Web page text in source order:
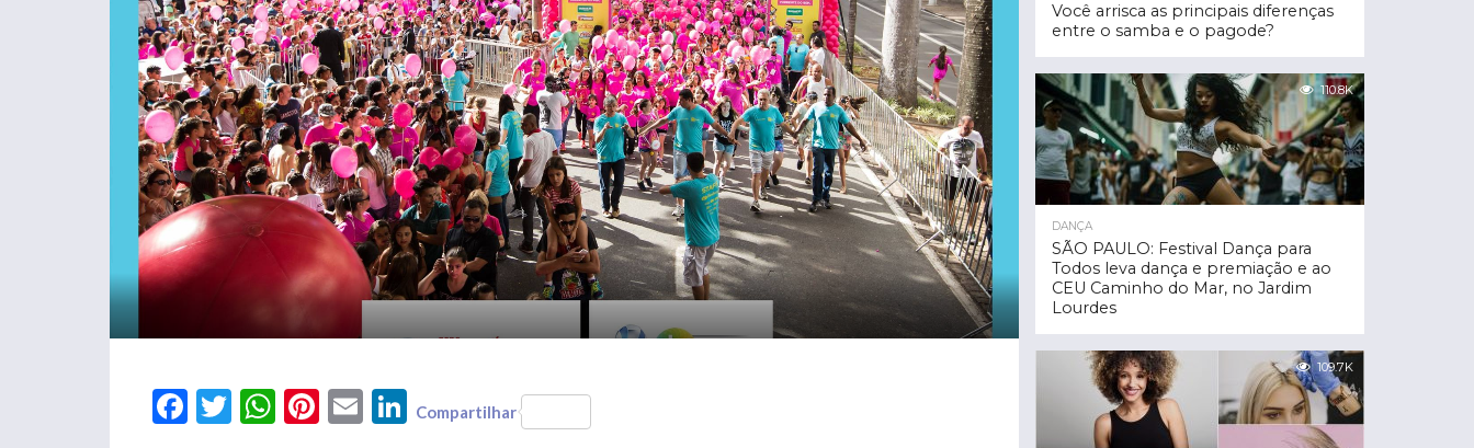
FacebookTwitterWhatsAppPinterest
Email LinkedIn
Compartilhar
Você arrisca as principais diferenças
entre o samba e o pagode?
110.8K
DANÇA
SÃO PAULO: Festival Dança para
Todos leva dança e premiação e ao
CEU Caminho do Mar, no Jardim
Lourdes
109.7K